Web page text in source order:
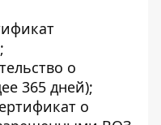
о
365 дней);
о